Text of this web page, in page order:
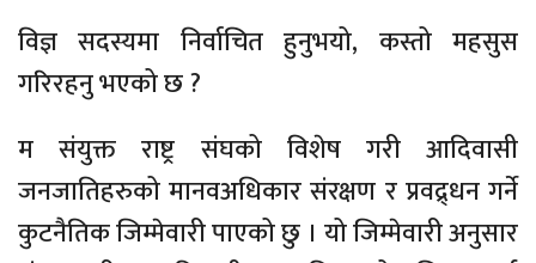
विज्ञ सदस्यमा निर्वाचित हुनुभयो, कस्तो महसुस
गरिरहनु भएको छ ?
म संयुक्त राष्ट्र संघको विशेष गरी आदिवासी
जनजातिहरुको मानवअधिकार संरक्षण र प्रवद्र्धन गर्ने
कुटनैतिक जिम्मेवारी पाएको छु । यो जिम्मेवारी अनुसार